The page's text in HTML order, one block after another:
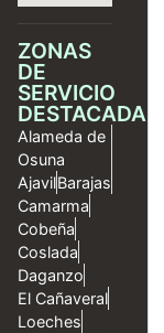
ZONAS
DE
SERVICIO
DESTACADAS
Alameda de
Osuna
AjavilBarajas
Camarma
Cobeña
Coslada
Daganzo
El Cañaveral
Loeches